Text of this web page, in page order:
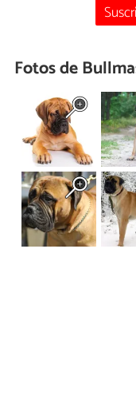
Fotos de